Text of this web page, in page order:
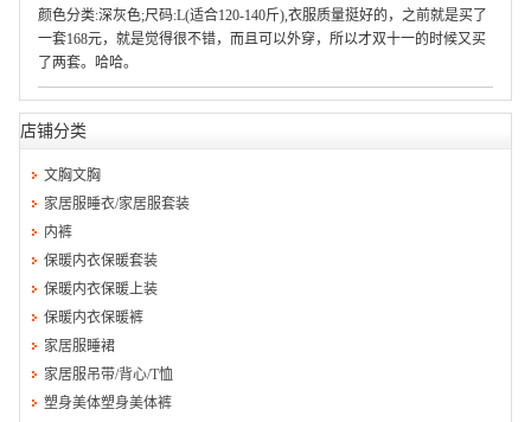
颜色分类:深灰色;尺码:L(适合120-140斤),衣服质量挺好的，之前就是买了
一套168元，就是觉得很不错，而且可以外穿，所以才双十一的时候又买
了两套。哈哈。
店铺分类
文胸文胸
家居服睡衣/家居服套装
内裤
保暖内衣保暖套装
保暖内衣保暖上装
保暖内衣保暖裤
家居服睡裙
家居服吊带/背心/T恤
塑身美体塑身美体裤